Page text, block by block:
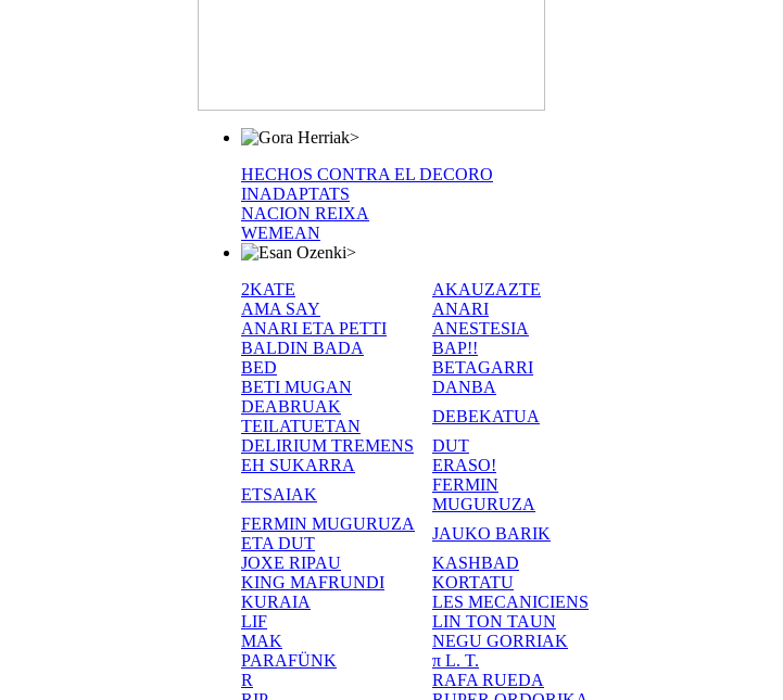
>
HECHOS CONTRA EL DECORO
INADAPTATS
NACION REIXA
WEMEAN
>
2KATE
AKAUZAZTE
AMA SAY
ANARI
ANARI ETA PETTI
ANESTESIA
BALDIN BADA
BAP!!
BED
BETAGARRI
BETI MUGAN
DANBA
DEABRUAK
TEILATUETAN
DEBEKATUA
DELIRIUM TREMENS
DUT
EH SUKARRA
ERASO!
ETSAIAK
FERMIN
MUGURUZA
FERMIN MUGURUZA
ETA DUT
JAUKO BARIK
JOXE RIPAU
KASHBAD
KING MAFRUNDI
KORTATU
KURAIA
LES MECANICIENS
LIF
LIN TON TAUN
MAK
NEGU GORRIAK
PARAFÜNK
π L. T.
R
RAFA RUEDA